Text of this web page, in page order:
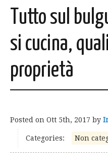
Tutto sul
si cucina,
proprietà
Posted on Ott 5th, 2017 by
Categories: Non